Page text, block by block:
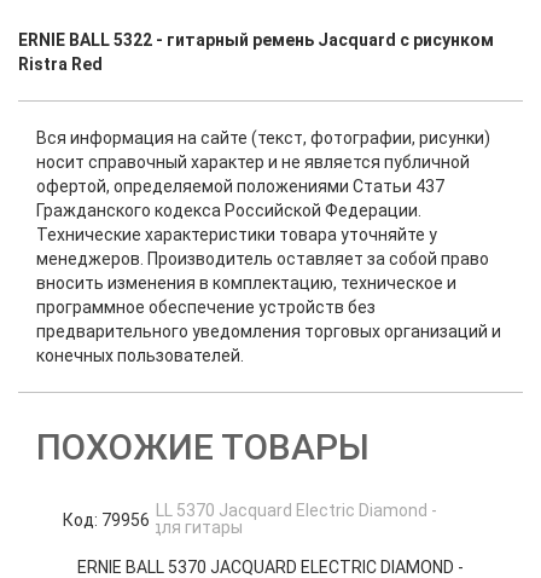
ERNIE BALL 5322 - гитарный ремень Jacquard с рисунком
Ristra Red
Вся информация на сайте (текст, фотографии, рисунки)
носит справочный характер и не является публичной
офертой, определяемой положениями Статьи 437
Гражданского кодекса Российской Федерации.
Технические характеристики товара уточняйте у
менеджеров. Производитель оставляет за собой право
вносить изменения в комплектацию, техническое и
программное обеспечение устройств без
предварительного уведомления торговых организаций и
конечных пользователей.
ПОХОЖИЕ ТОВАРЫ
Код: 79956
ERNIE BALL 5370 JACQUARD ELECTRIC DIAMOND -